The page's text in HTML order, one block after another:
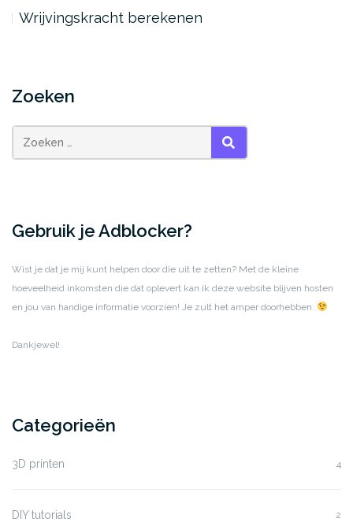
Wrijvingskracht berekenen
Zoeken
ZOEKEN
Gebruik je Adblocker?
Wist je dat je mij kunt helpen door die uit te zetten? Met de kleine
hoeveelheid inkomsten die dat oplevert kan ik deze website blijven hosten
en jou van handige informatie voorzien! Je zult het amper doorhebben.
Dankjewel!
Categorieën
3D printen 4
DIY tutorials 2